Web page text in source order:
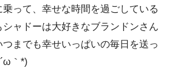
って、幸せな時間を過ごしている
ャドーは大好きなブランドンさん
までも幸せいっぱいの毎日を送っ
｀*)